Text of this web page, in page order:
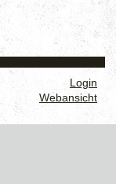
Login
Webansicht